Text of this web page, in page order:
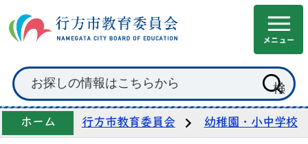
ホーム 行方市教育委員会 幼稚園・小中学校